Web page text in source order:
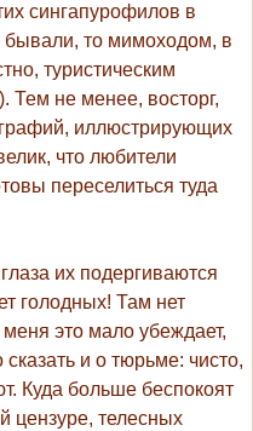
сингапурофилов в
то мимоходом, в
туристическим
Тем не менее, восторг,
иллюстрирующих
что любители
переселиться туда
их подергиваются
голодных! Там нет
это мало убеждает,
и о тюрьме: чисто,
Куда больше беспокоят
цензуре, телесных